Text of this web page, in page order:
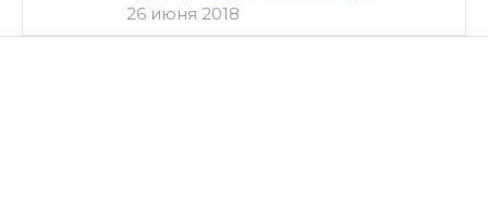
26 июня 2018